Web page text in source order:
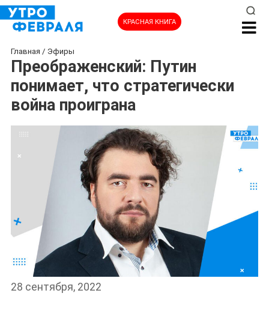
КРАСНАЯ КНИГА
Главная / Эфиры
Преображенский: Путин
понимает, что стратегически
война проиграна
28 сентября, 2022